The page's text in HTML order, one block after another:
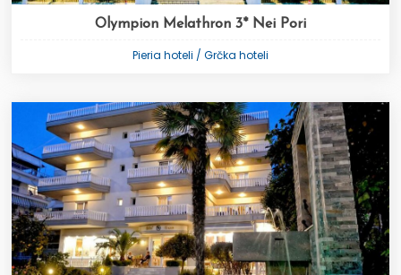
Olympion Melathron 3* Nei Pori
Pieria hoteli / Grčka hoteli